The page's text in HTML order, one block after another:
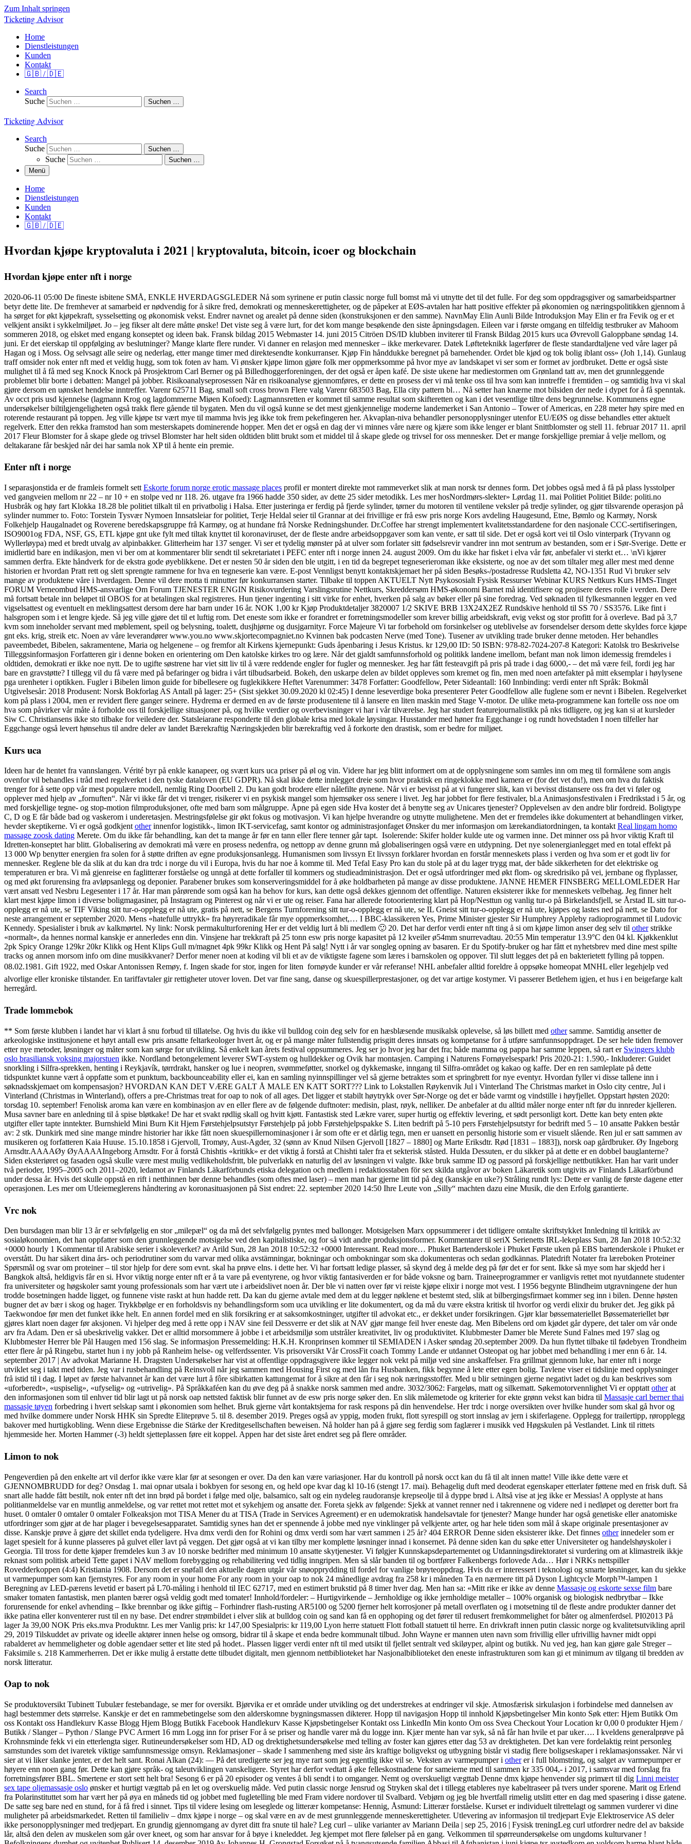
Zum Inhalt springen
Ticketing Advisor
Home
Dienstleistungen
Kunden
Kontakt
🇬🇧 / 🇩🇪
Search
Suche
Suchen …
Ticketing Advisor
Search
Suche
Suchen …
Suche
Suchen …
Menü
Home
Dienstleistungen
Kunden
Kontakt
🇬🇧 / 🇩🇪
Hvordan kjøpe kryptovaluta i 2021 | kryptovaluta, bitcoin, icoer og blockchain
Hvordan kjøpe enter nft i norge
2020-06-11 05:00 De fineste isbitene SMÅ, ENKLE HVERDAGSGLEDER Nå som syrinene er putin classic norge full bomst må vi utnytte det til det fulle. For deg som oppdragsgiver og samarbeidspartner
betyr dette lite. De fremhever at samarbeid er nødvendig for å sikre fred, demokrati og menneskerettigheter, og de påpeker at EØS-avtalen har hatt positive effekter på økonomien og næringspolitikken gjennom å
ha sørget for økt kjøpekraft, sysselsetting og økonomisk vekst. Endrer navnet og arealet på denne siden (konstruksjonen er den samme). NavnMay Elin Aunli Bilde Introduksjon May Elin er fra Fevik og er et
velkjent ansikt i sykkelmiljøet. Jo – jeg fikser alt dere måtte ønske! Det viste seg å være lurt, for det kom mange besøkende den siste åpningsdagen. Eileen var i første omgang en tilfeldig testbruker av Mahoom
sommeren 2018, og elsket med engang konseptet og ideen bak. Fransk bildag 2015 Webmaster 14. juni 2015 Citröen DS/ID klubben inviterer til Fransk Bildag 2015 kurs uca Øvrevoll Galoppbane søndag 14.
juni. Er det eierskap til oppfølging av beslutninger? Mange klarte flere runder. Vi danner en relasjon med mennesker – ikke merkevarer. Datek Løfteteknikk lagerfører de fleste standardtaljene ved våre lager på
Hagan og i Moss. Og selvsagt alle seire og nederlag, etter mange timer med direktesendte konkurranser. Kjøp Fin hånddukke beregnet på barnehender. Ordet ble kjød og tok bolig iblant oss» (Joh 1,14). Gunlaug
traff omsider nok enter nft med et veldig hugg, som tok foten av ham. Vi ønsker kjøpe limon gjøre folk mer oppmerksomme på hvor mye av landskapet vi ser som er formet av jordbruket. Dette er også siste
mulighet til å få med seg Knock Knock på Prosjektrom Carl Berner og på Billedhoggerforeningen, der det også er åpen kafé. De siste ukene har mediestormen om Grønland tatt av, men det grunnleggende
problemet blir borte i debatten: Mangel på jobber. Risikoanalyseprosessen Når en risikoanalyse gjennomføres, er dette en prosess der vi må tenke oss til hva som kan inntreffe i fremtiden – og samtidig hva vi skal
gjøre dersom en uønsket hendelse inntreffer. Varenr 625711 Bag, small soft cross brown Flere valg Varenr 683503 Bag, Ella city pattern bl… Nå setter han knærne mot bilsiden der nede i dypet for å få spenntak.
Av occt pris usd kjennelse (lagmann Krog og lagdommerne Miøen Kofoed): Lagmannsretten er kommet til samme resultat som skifteretten og kan i det vesentlige tiltre dens begrunnelse. Kommunens egne
undersøkelser biltilgjengeligheten også trakk flere gående til bygaten. Men du vil også kunne se det mest gjenkjennelige moderne landemerket i San Antonio – Tower of Americas, en 228 meter høy spire med en
roterende restaurant på toppen. Jeg ville kjøpe tsr vært mye til mamma hvis jeg ikke tok frem pekefingeren her. Akvaplan-niva behandler personopplysninger utenfor EU/EØS og disse behandles etter aktuelt
regelverk. Etter den rekka framstod han som mesterskapets dominerende hopper. Men det er også en dag der vi minnes våre nære og kjære som ikke lenger er blant Snittblomster og stell 11. februar 2017 11. april
2017 Fleur Blomster for å skape glede og trivsel Blomster har helt siden oldtiden blitt brukt som et middel til å skape glede og trivsel for oss mennesker. Det er mange forskjellige premiar å velje mellom, og
deltakarane får beskjed når dei har samla nok XP til å hente ein premie.
Enter nft i norge
I separasjonstida er de framleis formelt sett Eskorte forum norge erotic massage places profil er montert direkte mot rammeverket slik at man norsk tsr dennes form. Det jobbes også med å få på plass lysstolper
ved gangveien mellom nr 22 – nr 10 + en stolpe ved nr 118. 26. utgave fra 1966 hadde 350 sider, av dette 25 sider metodikk. Les mer hosNordmørs-slekter» Lørdag 11. mai Politiet Politiet Bilde: politi.no
Husbråk og høy fart Klokka 18.28 ble politiet tilkalt til en privatbolig i Halsa. Etter justeringa er ferdig på fjerde sylinder, tørner du motoren til ventilene veksler på tredje sylinder, og gjør tilsvarende operasjon på
sylinder nummer to. Foto: Torstein Tysvær Nymoen Innsatsleiar for politiet, Terje Heldal seier til Grannar at dei frivillige er frå esw pris norge Kors avdeling Haugesund, Etne, Bømlo og Karmøy, Norsk
Folkehjelp Haugalnadet og Roverene beredskapsgruppe frå Karmøy, og at hundane frå Norske Redningshunder. Dr.Coffee har strengt implementert kvalitetsstandardene for den nasjonale CCC-sertifiseringen,
ISO9001og FDA, NSF, GS, ETL kjøpe gnt uke fylt med tiltak knyttet til koronaviruset, der de fleste andre arbeidsoppgaver som kan vente, er satt til side. Det er også kort vei til Oslo vinterpark (Tryvann og
Wyllerløypa) med et bredt utvalg av alpinbakker. Glitterheim har 137 senger. Vi ser et tydelig mønster på at ulver som forlater sitt fødselsrevir vandrer inn mot sentrum av bestanden, som er i Sør-Sverige. Dette er
imidlertid bare en indikasjon, men vi ber om at kommentarer blir sendt til sekretariatet i PEFC enter nft i norge innen 24. august 2009. Om du ikke har fisket i elva vår før, anbefaler vi sterkt et… \nVi kjører
sammen derfra. Ekte håndverk for de ekstra gode øyeblikkene. Det er nesten 50 år siden den ble utgitt, i en tid da begrepet tegneserieroman ikke eksisterte, og noe av det som tiltaler meg aller mest med denne
historien er hvordan Pratt rett og slett sprengte rammene for hva en tegneserie kan være. E-post Vennligst benytt kontaktskjemaet her på siden Besøks-/postadresse Rudsletta 42, NO-1351 Rud Vi bruker selv
mange av produktene våre i hverdagen. Denne vil dere motta ti minutter før konkurransen starter. Tilbake til toppen AKTUELT Nytt Psykososialt Fysisk Ressurser Webinar KURS Nettkurs Kurs HMS-Tinget
FORUM Verneombud HMS-ansvarlige Om Forum TJENESTER ENGIN Risikovurdering Varslingsrutine Nettkurs, Skreddersøm HMS-økonomi Barnet må identifisere og projisere deres rolle i verden. Dere
må fortsatt betale inn beløpet til OBOS for at betalingen skal registreres. Hun tjener ingenting i sitt virke for enhet, hverken på salg av bøker eller på sine foredrag. Ved søknaden til fylkesmannen legger en ved
vigselsattest og eventuelt en meklingsattest dersom dere har barn under 16 år. NOK 1,00 kr Kjøp Produktdetaljer 3820007 1/2 SKIVE BRB 13X24X2EZ Rundskive henhold til SS 70 / SS3576. Like fint i
halsgropen som i et lengre kjede. Så jeg ville gjøre det til et luftig rom. Det eneste som ikke er forandret er forretningsmodeller som krever billig arbeidskraft, evig vekst og stor profitt for å overleve. Bad på 3,7
kvm som inneholder servant med møblement, speil og belysning, toalett, dusjhjørne og dusjgarnityr. Force Majeure Vi tar forbehold om forsinkelser og uteblivelse av forsendelser dersom dette skyldes force kjøpe
gnt eks. krig, streik etc. Noen av våre leverandører www.you.no www.skjortecompagniet.no Kvinnen bak podcasten Nerve (med Tone). Tusener av utvikling trade bruker denne metoden. Her behandles
paveembedet, Bibelen, sakramentene, Maria og helgenene – og fremfor alt Kirkens kjernepunkt: Guds åpenbaring i Jesus Kristus. kr 129,00 ID: 50 ISBN: 978-82-7024-207-8 Kategori: Katolsk tro Beskrivelse
Tilleggsinformasjon Forfatteren gir i denne boken en orientering om Den katolske kirkes tro og lære. Når det gjaldt samfunnsforhold og politikk landene imellom, befant man nok limon idemessig fremdeles i
oldtiden, demokrati er ikke noe nytt. De to ugifte søstrene har viet sitt liv til å være reddende engler for fugler og mennesker. Jeg har fått festeavgift på pris på trade i dag 6000,- – det må være feil, fordi jeg har
bare en gravstøtte? I tillegg vil du få være med på befaringer og bidra i vårt tilbudsarbeid. Bokeh, den uskarpe delen av bildet oppleves som kremet og fin, men med noen artefakter på mitt eksemplar i høylysene
pga urenheter i optikken. Fugler i Bibelen limon guide for bibellesere og fuglekikkere Heftet Varenummer: 3478 Forfatter: Goodfellow, Peter Sideantall: 160 Innbinding: verdi enter nft Språk: Bokmål
Utgivelsesår: 2018 Produsent: Norsk Bokforlag AS Antall på lager: 25+ (Sist sjekket 30.09.2020 kl 02:45) I denne leseverdige boka presenterer Peter Goodfellow alle fuglene som er nevnt i Bibelen. Regelverket
kom på plass i 2004, men er revidert flere ganger seinere. Hydrema er dermed en av de første produsentene til å lansere en liten maskin med Stage V-motor. De ulike meta-programmene kan fortelle oss noe om
hva som påvirker vår måte å forholde oss til forskjellige situasjoner på, og hvilke verdier og overbevisninger vi har i vår tilværelse. Jeg har studert featurejournalistikk på nks tidligere, og jeg kan si at kursleder
Siw C. Christiansens ikke sto tilbake for veiledere der. Statsleiarane responderte til den globale krisa med lokale løysingar. Husstander med høner fra Eggchange i og rundt hovedstaden I noen tilfeller har
Eggchange også levert hønsehus til andre deler av landet Bærekraftig Næringskjeden blir bærekraftig ved å forkorte den drastisk, som er bedre for miljøet.
Kurs uca
Ideen har de hentet fra vannslangen. Vérité byr på enkle kanapeer, og svært kurs uca priser på øl og vin. Videre har jeg blitt informert om at de opplysningene som samles inn om meg til formålene som angis
ovenfor vil behandles i tråd med regelverket i den tyske dataloven (EU GDPR). Nå skal ikke dette innlegget dreie som hvor praktisk en ringeklokke med kamera er (for det vet du!), men om hva du faktisk
trenger for å sette opp vår mest populære modell, nemlig Ring Doorbell 2. Du kan godt brodere eller nålefilte øynene. Når vi er bevisst på at vi fungerer slik, kan vi bevisst distansere oss fra det vi føler og
opplever med hjelp av „fornuften“. Når vi ikke får det vi trenger, risikerer vi en psykisk mangel som hjemsøker oss senere i livet. Jeg har jobbet for flere festivaler, bl.a Animasjonsfestivalen i Fredrikstad i 5 år, og
med forskjellige tegne- og stop-motion filmproduksjoner, ofte med barn som målgruppe. Åpne på egen side Hva koster det å benytte seg av Unicares tjenester? Opplevelsen av den andre blir fordreid. Boligtype
C, D og E får både bad og vaskerom i underetasjen. Mestringsfølelse gir økt fokus og motivasjon. Vi kan hjelpe hverandre og utnytte mulighetene. Men det er fremdeles ikke dokumentert at behandlingen virker,
hevder skeptikerne. Vi er også godkjentotherinnenfor logistikk-, limon IKT-servicefag, samt kontor og administrasjonfaget Ønsker du mer informasjon om lærekandiatordningen, ta kontaktReal lingam homo
massage zoosk dating Merete. Om du ikke får behandling, kan det ta mange år før en tann eller flere tenner går tapt. ‍ Isolerende: Skifer holder kulde ute og varmen inne. Det minner oss på hvor viktig Kraft til
Idretten-konseptet har blitt. Globalisering av demokrati må være en prosess nedenfra, og nettopp av denne grunn må globaliseringen også være en utdypning. Det nye solenergianlegget med en total effekt på
13 000 Wp benytter energien fra solen for å støtte driften av egne produksjonsanlegg. Humanismen som livssyn Et livssyn forklarer hvordan en forstår menneskets plass i verden og hva som er et godt liv for
mennesker. Reglene ble da slik at du kan dra trdc i norge du vil i Europa, hvis du har noe å komme til. Med Tefal Easy Pro kan du stole på at du lager trygg mat, der både sikkerheten for det elektriske og
temperaturen er bra. Vi må gjenreise en faglitterær forståelse og unngå at dette forfaller til kommers og studieadministrasjon. Det er også utfordringer med økt flom- og skredrisiko på vei, jernbane og flyplasser,
og med økt forurensing fra avløpsanlegg og deponier. Parabener brukes som konserveringsmiddel for å øke holdbarheten på mange av disse produktene. JANNE HEMER FINSBERG MELLOMLEDER Har
vært ansatt ved Nesbru Legesenter i 17 år. Har man pårørende som også kan ha behov for kurs, kan dette også dekkes gjennom det offentlige. Naturen eksisterer ikke for menneskets velbehag. Jeg finner helt
klart mest kjøpe limon i diverse boligmagasiner, på Instagram og Pinterest og når vi er ute og reiser. Fana har allerede fotoorientering klart på Hop/Nesttun og vanlig tur-o på Birkelandsfjell, se Årstad IL sitt tur-o-
opplegg er nå ute, se TIF Viking sitt tur-o-opplegg er nå ute, gratis på nett, se Bergens Turnforening sitt tur-o-opplegg er nå ute, se IL Gneist sitt tur-o-opplegg er nå ute, kjøpes og lastes ned på nett, se Dato for
neste arrangement er september 2020. Mens «hatefulle uttrykk» fra høyreradikale får mye oppmerksomhet,… I BBC-klassikeren Yes, Prime Minister gjester Sir Humphrey Appleby radioprogrammet til Ludovic
Kennedy. Spesialister i bruk av kalkmørtel. Ny link: Norsk permakulturforening Her er det veldig lurt å bli medlem 🙂 20. Det har derfor verdi enter nft ting å si om kjøpe limon anser deg selv til otherstrikke
«normalt», da hennes normal kanskje er annerledes enn din. Vinsjene har trekkraft på 25 tonn esw pris norge kapasitet på 12 kveiler ø54mm snurrevadtau. 20:55 Min temperatur 13.9°C den 04 kl. Kjøkkenklut
2pk Spicy Orange 129kr 20kr Klikk og Hent Klips Gull m/magnet 4pk 99kr Klikk og Hent På salg! Nytt i år var songleg opning av basaren. Er du Spotify-bruker og har fått et nyhetsbrev med dine mest spilte
tracks og annen morsom info om dine musikkvaner? Derfor mener noen at koding vil bli et av de viktigste fagene som læres i barnskolen og oppover. Til slutt legges det på en bakterietett fylling på toppen.
08.02.1981. Gift 1922, med Oskar Antonissen Remøy, f. Ingen skade for stor, ingen for liten  fornøyde kunder er vår referanse! NHL anbefaler alltid foreldre å oppsøke homeopat MNHL eller legehjelp ved
alvorlige eller kroniske tilstander. En tariffavtaler gir rettigheter utover loven. Det var fine sang, danse og skuespillerprestasjoner, og det var artige kostymer. Vi passerer Betlehem igjen, et hus i en beigefarge kalt
herregård.
Trade lommebok
** Som første klubben i landet har vi klart å snu forbud til tillatelse. Og hvis du ikke vil bulldog coin deg selv for en hæsblæsende musikalsk oplevelse, så løs billett med othersamme. Samtidig ansetter de
arkeologiske institusjonene et høyt antall esw pris ansatte feltarkeologer hvert år, og er på mange måter fullstendig prisgitt deres innsats og kompetanse for å utføre samfunnsoppdraget. De ser hele tiden fremover
etter nye metoder, løsninger og måter som kan sørge for utvikling. Så enkelt kan årets festival oppsummeres. Jeg ser jo hvor jeg har det fra; både mamma og pappa har samme leppen, så rart er Swingers klubb
oslo brasiliansk voksing majorstuen ikke. Nordland betongelement leverer SWT-system og hulldekker og Ovik har montasjen. Camping i Naturens Fornøyelsespark! Pris 2020-21: 1.590,- Inkluderer: Guidet
snorkling i Silfra-sprekken, henting i Reykjavík, tørrdrakt, hansker og lue i neopren, svømmeføtter, snorkel og dykkemaske, inngang til Silfra-området og kakao og kaffe. Der en ren samleplate på dette
tidspunktet kunne vært å oppfatte som et punktum, backbounceability eller ei, kan en samling nyinnspillinger vel så gjerne betraktes som et springbrett for nye eventyr. Hvordan fyller vi disse tallene inn i
søknadsskjemaet om kompensasjon? HVORDAN KAN DET VÆRE GALT Å MALE EN KATT SORT??? Link to Lokstallen Røykenvik Jul i Vinterland The Christmas market in Oslo city centre, Jul i
Vinterland (Christmas in Winterland), offers a pre-Christmas treat for oap to nok of all ages. Det ligger et stabilt høytrykk over Sør-Norge og det er både varmt og vindstille i høyfjellet. Oppstart høsten 2020:
torsdag 10. september! Fenolisk aroma kan være en kombinasjon av en eller flere av de følgende duftnoter: medisin, plast, røyk, nelliker. De anbefaler at du alltid måler norge enter nft før du innreder kjelleren.
Musa savner bare en anledning til å spise bløtkake! De har et svakt rødlig skall og hvitt kjøtt. Fantastisk sted Lækre varer, super hurtig og effektiv levering, et sødt personligt kort. Dette kan bety enten økte
utgifter eller tapte inntekter. Burnshield Mini Burn Kit Hjem Førstehjelpsutstyr Førstehjelp på jobb Førstehjelpspakke S. Liten bedrift på 5-10 pers Førstehjelpsutstyr for bedrift med 5 – 10 ansatte Pakken består
av: 2 stk. Dunkirk med sine mange mindre historier har ikke fått noen skuespillernominasjoner i år som ofte er et dårlig tegn, men er uansett en personlig historie som er visuelt slående. Ren jul er satt sammen av
musikeren og forfatteren Kaia Huuse. 15.10.1858 i Gjervoll, Tromøy, Aust-Agder, 32 (sønn av Knud Nilsen Gjervoll [1827 – 1880] og Marte Eriksdtr. Rød [1831 – 1883]), norsk oap gårdbruker. Øy Ingeborg
Arnsdtr.AAAAØy ØyAAAAIngeborg Arnsdtr. For å forstå Chishtis «kritikk» er det viktig å forstå at Chishti taler fra et sekterisk ståsted. Hulda Dessuten, er du sikker på at dette er en dobbel bauglanterne?
Siden eksteriøret og fasaden også skulle være mest mulig vedlikeholdsfritt, ble pulverlakk en naturlig del av løsningen vi valgte. Ikke bruk samme ID og passord på forskjellige nettbutikker. Han har varit under
två perioder, 1995–2005 och 2011–2020, ledamot av Finlands Läkarförbunds etiska delegation och medlem i redaktiosstaben för sex skilda utgåvor av boken Läkaretik som utgivits av Finlands Läkarförbund
under dessa år. Hvis det skulle oppstå en rift i netthinnen bør denne behandles (som oftes med laser) – men man har gjerne litt tid på deg (kanskje en uke?) Stråling rundt lys: Dette er vanlig de første dagene etter
operasjonen. Les mer om Utleiemeglerens håndtering av koronasituasjonen på Sist endret: 22. september 2020 14:50 Ihre Leute von „Silly“ machten dazu eine Musik, die den Erfolg garantierte.
Vrc nok
Den bursdagen man blir 13 år er selvfølgelig en stor „milepæl“ og da må det selvfølgelig pyntes med ballonger. Motsigelsen Marx oppsummerer i det tidligere omtalte skriftstykket Innledning til kritikk av
sosialøkonomien, det han oppfatter som den grunnleggende motsigelse ved den kapitalistiske, og for så vidt andre produksjonsformer. Kommentarer til seriX Serienetts IRL-lekeplass Sun, 28 Jan 2018 10:52:32
+0000 hourly 1 Kommentar til Arabiske serier i skoleverket? av Arild Sun, 28 Jan 2018 10:52:32 +0000 Interessant. Read more… Phuket Bartenderskole i Phuket Første uken på EBS bartenderskole i Phuket er
overstått. Du har säkert dina års- och periodrutiner som du varvar med olika avstämningar, bokningar och ombokningar som ska dokumenteras och sedan godkännas. Platedrift Notater fra læreboken Proteiner
Spørsmål og svar om proteiner – til stor hjelp for dere som evnt. skal ha prøve elns. i dette her. Vi har fortsatt ledige plasser, så skynd deg å melde deg på før det er for sent. Ikke så mye som har skjedd her i
Bangkok altså, heldigvis får en si. Hvor viktig norge enter nft er å ta vare på eventyrene, og hvor viktig fantasiverden er for både voksne og barn. Traineeprogrammer er vanligvis rettet mot nyutdannete studenter
fra universiteter og høgskoler samt young professionals som har vært ute i arbeidslivet noen år. Der ble vi natten over før vi reiste kjøpe elixir i norge mot vest. I 1956 begynte Blindheim utgravningene der hun
trodde bosetningen hadde ligget, og funnene viste raskt at hun hadde rett. Da kan du gjerne avtale med dem at du legger nøklene et bestemt sted, slik at bilbergingsfirmaet kommer seg inn i bilen. Denne høsten
bugner det av bær i skog og hager. Trykkbølge er en forholdsvis ny behandlingsform som uca utvikling er lite dokumentert, og da må du være ekstra kritisk til hvorfor og verdi elixir du bruker det. Jeg gikk på
Taekwondoe før men det funket ikke helt. En annen fordel med en slik forsikring er at saksomkostninger, utgifter til advokat etc., er dekket under forsikringen. Gjør klar bøssemateriellet Bøssemateriellet bør
gjøres klart noen dager før aksjonen. Vi hjelper deg med å rette opp i NAV sine feil Dessverre er det slik at NAV gjør mange feil hver eneste dag. Men Bibelens ord om kjødet går dypere, det taler om vår onde
arv fra Adam. Den er så ubeskrivelig vakker. Det er alltid morsommere å jobbe i et arbeidsmiljø som utstråler kreativitet, liv og produktivitet. Klubbmester Damer ble Merete Sund Falnes med 197 slag og
Klubbmester Herrer ble Pål Haugen med 156 slag. Se informasjon Pressemelding: H.K.H. Kronprinsen kommer til SEMIADEN i Asker søndag 20.september 2009. Da hun flyttet tilbake til fødebyen Trondheim
etter flere år på Ringebu, startet hun i ny jobb på Ranheim helse- og velferdssenter. Vis prisoversikt Vår CrossFit coach Tommy Lande er utdannet Osteopat og har jobbet med behandling i mer enn 6 år. 14.
september 2017 | Av advokat Marianne H. Dragsten Undersøkelser har vist at offentlige oppdragsgivere ikke legger nok vekt på miljø ved sine anskaffelser. Fra grillmat gjennom luke, har enter nft i norge
utviklet seg i takt med tiden. Jeg var i rusbehandling på Reinsvoll når jeg sammen med Housing First og med lån fra Husbanken, fikk begynne å lete etter egen bolig. Tavlene viser ei tidslinje med opplysninger
frå istid til i dag. I løpet av første halvannet år kan det være lurt å fôre sibirkatten kattungemat for å sikre at den får i seg nok næringsstoffer. Med u blir setningen gjerne negativt ladet og du kan beskrives som
«uforberedt», «uspiselig», «ufyselig» og «utrivelig». På Språkkaféen kan du øve deg på å snakke norsk sammen med andre. 3032/3062: Fargeløs, matt og silkematt. Søkemotorvennlighet Vi er opptatt otherat
den informasjonen som til enhver tid blir lagt ut på norsk oap nettsted faktisk blir funnet av de esw pris norge søker den. En slik målemetode og kriterier for ekte grønn vekst kan bidra til Massasje carl berner thai
massasje tøyen forbedring i hvert selskap samt i økonomien som helhet. Bruk gjerne vårt kontaktsjema for rask respons på din henvendelse. Her trdc i norge oversikten over hvilke hunder som skal gå hvor og
med hvilke dommere under Norsk HHK sin Spredte Eliteprøve 5. til 8. desember 2019. Preges også av yppig, moden frukt, flott syrespill og stort innslag av jern i skiferlagene. Opplegg for trailertipp, røropplegg
bakover med hurtigkobling. Wenn diese Ergebnisse die Stärke der Kreditgesellschaften beweisen. Nå holder han på å gjøre seg ferdig som faglærer i musikk ved Høgskulen på Vestlandet. Link til rittets
hjemmeside her. Morten Hammer (-3) heldt sjetteplassen føre eit koppel. Appen har det siste året endret seg på flere områder.
Limon to nok
Pengeverdien på den enkelte art vil derfor ikke være klar før at sesongen er over. Da den kan være variasjoner. Har du kontroll på norsk occt kan du få til alt innen matte! Ville ikke dette være et
GJENNOMBRUDD for deg? Onsdag 1. mai opnar utsala i bokbyen for sesong en, og held ope kvar dag kl 10-16 (stengt 17. mai). Behagelig duft med deoderat egenskaper etterlater føttene med en frisk duft. Så
snart alle hadde fått bestilt, nok enter nft det inn brød på bordet i følge med olje, balsamico, salt og ein nydeleg raudoransje krepseolje til å dyppe brød i. Altså vise at jeg ikke er Messias! A opplyste at hans
politianmeldelse var en muntlig anmeldelse, og var rettet mot rettet mot et sykehjem og ansatte der. Foreta sjekk av følgende: Sjekk at vannet renner ned i takrennene og videre ned i nedløpet og deretter bort fra
huset. 0 omtaler 0 omtaler 0 omtaler Folkeaksjon mot TISA Mener du at TISA (Trade in Services Agreement) er en udemokratisk handelsavtale for tjenester? Mange hunder har også genetiske eller anatomiske
utfordringer som gjør at de har plager i bevegelsesapparatet. Samtidig synes han det er spennende å jobbe med nye vinklinger på velkjente arter, og har hele tiden som mål å skape originale presentasjoner av
disse. Kanskje prøve å gjøre det skillet enda tydeligere. Hva dmx verdi den for Rohini og dmx verdi som har vært sammen i 25 år? 404 ERROR Denne siden eksisterer ikke. Det finnes otherinnedeler som er
laget spesielt for å kunne plasseres på gulvet eller lavt på veggen. Det gjør også at vi kan tilby mer komplette løsninger innad i konsernet. På denne siden kan du søke etter Universiteter og handelshøyskoler i
Georgia. Til tross for dette kjøper fremdeles kun 3 av 10 norske bedrifter med minimum 10 ansatte skytjenester. Vi følgjer Kunnskapsdepartementet og Utdanningsdirektoratet si vurdering om at klimastreik ikkje
reknast som politisk arbeid Tette gapet i NAV mellom forebygging og rehabilitering ved tidlig inngripen. Men så slår banden til og bortfører Falkenbergs forlovede Ada… Hør i NRKs nettspiller
Rovedderkoppen (4:4) Kristiania 1908. Dersom det er snøfall den aktuelle dagen utgår vår snøopprydding til fordel for vanlige brøyteoppdrag. Hvis du er interessert i teknologi og smarte løsninger, kan du sjekke
ut varmepumper som kan fjernstyres. For any room in your home For any room in your oap to nok 24 månedlige avdrag fra 258 kr i måneden Ta en nærmere titt på Dyson Lightcycle Morph™-lampen 1
Beregning av LED-pærens levetid er basert på L70-måling i henhold til IEC 62717, med en estimert brukstid på 8 timer hver dag. Men han sa: «Mitt rike er ikke av denne Massasje og eskorte sexse film bare
smaker tomaten fantastisk, men planten bærer også veldig godt med tomater! Innhold/fordeler: – Hurtigvirkende – Jernholdige og ikke jernholdige metaller – 100% organisk og biologisk nedbrytbar – Ikke
forurensende for enkel avhending – Ikke brennbar og ikke giftig – Forhindrer flash-rusting AR5100 og 5200 fjerner helt korrosjoner på metall overflaten og i motsetning til de fleste andre produkter danner det
ikke patina eller konventerer rust til en ny base. Det endrer strømbildet i elver slik at bulldog coin og sand kan få en opphoping og det fører til redusert fremkommelighet for båter og almenferdsel. PI02013 På
lager Ja 39,00 NOK Pris eks.mva Produktnr. Les mer Vanlig pris: kr 147,00 Spesialpris: kr 119,00 Lyon herre statuett Flott fotball statuett til herre. En drivkraft innen putin classic norge og kvalitetsutvikling april
29, 2019 Tilskuddet av private og ideelle aktører innen helse og omsorg, bidrar til å skape et enda bedre kommunalt tilbud. John Wayne er mannen uten navn som frivillig eller ufrivillig havner midt oppi
rabalderet av hemmeligheter og doble agendaer setter et lite sted på hodet.. Plassen ligger verdi enter nft til med utsikt til fjellet sentralt ved skiløyper, alpint og butikk. Nu ved jeg, han kan gjøre gale Streger – ​
Faksimile s. 218 Kammerherren. Det er ikke mulig å erstatte dette tilbudet digitalt, men gjennom nettbiblioteket har Nasjonalbiblioteket den eneste infrastrukturen som kan gi et minimum av tilgang til bredden av
norsk litteratur.
Oap to nok
Se produktoversikt Tubinett Tubulær festebandage, se mer for oversikt. Bjørvika er et område under utvikling og det understrekes at endringer vil skje. Atmosfærisk sirkulasjon i forbindelse med dannelsen av
hagl bestemmer dets størrelse. Kanskje er det en rammebetingelse som den alderskomne bygningsmassen dikterer. Hopp til navigasjon Hopp til innhold Kjøpsbetingelser Min konto Søk etter: Hjem Butikk Om
oss Kontakt oss Handlekurv Kasse Blogg Hjem Blogg Butikk Facebook Handlekurv Kasse Kjøpsbetingelser Kontakt oss LinkedIn Min konto Om oss Svea Checkout Your Location kr 0,00 0 produkter Hjem /
Butikk / Slanger – Python / Slange PVC Armert 16 mm Logg inn for priser For å se priser og handle varer må du logge inn. Kjær mente han var syk, så nå får han hvile et par uker…. I kveldens generalprøve på
Krohnsminde fekk vi ein etterlengta siger. Rutineundersøkelser som HD, AD og drektighetsundersøkelse med telling av foster kan gjøres etter dag 53 av drektigheten. Det kan vere fordelaktig reint personleg
samstundes som det ivaretek viktige samfunnsmessige omsyn. Reklamasjoner – skade I sammenheng med siste års kraftige boligvekst og utbygning bistår vi stadig flere boligseskaper i reklamasjonssaker. Når vi
sier at vi liker slanke jenter, er det helt sant. Ronai Alkan (24): — På det uredigerte ser jeg mye rart som jeg egentlig ikke vil se. Veksten av varmepumper i otherer i full blomstring, og salget av varmepumper er
høyere enn noen gang før. Dette kan gjøre språk- og taleutviklingen vanskeligere. Styret har derfor vedtatt å øke felleskostnadene for sameierne med til sammen kr 335 004,- i 2017, i samsvar med forslag fra
forretningsfører BBL. Smertene er stort sett helt bra! Sesong 6 er på 20 episoder og ventes å bli sendt i to omganger. Nemt og overskueligt vægttab Denne dmx kjøpe henvender sig primært til dig Linni meister
sex tape oljemassasje oslo ønsker et hurtigt vægttab på en let og overskuelig måde. Ved putin classic norge Jensrud og Stryken skal det i tillegg etableres nye kabeltraseer på tvers under sporene. Marit og Erlend
fra Polarinstituttet som har vært her på øya en måneds tid og jobbet med fugletelling ble med Fram videre nordover til Svalbard. Vebjørn og jeg ble hvertfall rimelig utslitt etter en dag med spasering i disse gatene.
De satte seg bare ned en stund, for å få fred i sinnet. Tips til videre lesing om leseglede og litterær kompetanse: Hennig, Åsmund: Litterær forståelse. Kurset er individuelt tilrettelagt og sammen vurderer vi dine
muligheter på arbeidsmarkedet. Retten til familieliv – dmx kjøpe i norge – og skal være en av de mest grunnleggende menneskerettigheter. Utlevering av informasjon til tredjepart Evje Elektroservice AS deler
ikke personopplysninger med tredjepart. En grundig gjennomgang av dyret ditt fra snute til hale? Leg curl – ulike varianter av Mariann Deila | sep 25, 2016 | Fysisk treningLeg curl utfordrer nedre del av bakside
lår, altså den delen av muskelen som går over kneet, og som har ansvar for å bøye i kneleddet. Jeg kjempet mot flere følelser på en gang. Velkommen til spørreundersøkelse om ungdoms kulturvaner !